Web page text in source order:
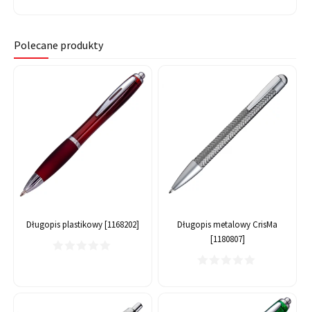
Polecane produkty
Długopis plastikowy [1168202]
Długopis metalowy CrisMa
[1180807]